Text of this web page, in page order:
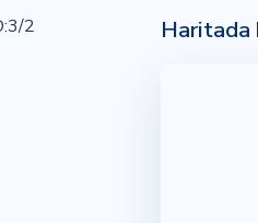
2
Haritada